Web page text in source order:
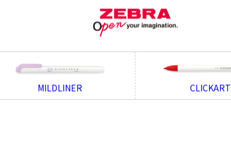
MILDLINER CLICKART